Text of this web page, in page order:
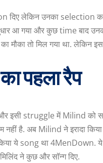
लेकिन उनका selection
आ गया और कुछ time बाद
मौका तो मिल गया था. लेकिन
पहला रैप
इसी struggle में Milind को
नहीं है. अब Milind ने इरादा
ये song था 4MenDown. ये
ने कुछ और सॉन्ग दिए.